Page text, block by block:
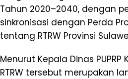
Tahun 2020–2040, dengan
sinkronisasi dengan Perda
tentang RTRW Provinsi
Menurut Kepala Dinas
RTRW tersebut merupakan